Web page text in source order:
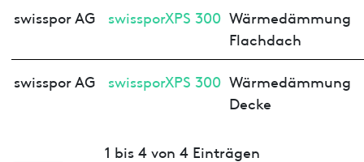
swisspor AG swissporXPS 300 Wärmedämmung
Flachdach
swisspor AG swissporXPS 300 Wärmedämmung
Decke
1 bis 4 von 4 Einträgen